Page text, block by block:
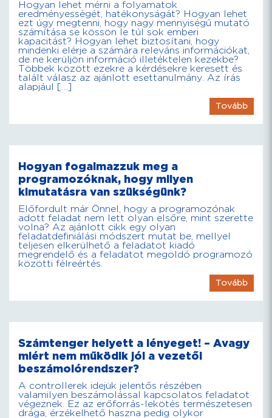
Hogyan lehet mérni a folyamatok
eredményességét, hatékonyságát? Hogyan lehet
ezt úgy megtenni, hogy nagy mennyiségű mutató
számítása se kössön le túl sok emberi
kapacitást? Hogyan lehet biztosítani, hogy
mindenki elérje a számára releváns információkat,
de ne kerüljön információ illetéktelen kezekbe?
Többek között ezekre a kérdésekre keresett és
talált válasz az ajánlott esettanulmány. Az írás
alapjául […]
Tovább
Hogyan fogalmazzuk meg a
programozóknak, hogy milyen
kimutatásra van szükségünk?
Előfordult már Önnel, hogy a programozónak
adott feladat nem lett olyan elsőre, mint szerette
volna? Az ajánlott cikk egy olyan
feladatdefiniálási módszert mutat be, mellyel
teljesen elkerülhető a feladatot kiadó
megrendelő és a feladatot megoldó programozó
közötti félreértés.
Tovább
Számtenger helyett a lényeget! – Avagy
miért nem működik jól a vezetői
beszámolórendszer?
A controllerek idejük jelentős részében
valamilyen beszámolással kapcsolatos feladatot
végeznek. Ez az erőforrás-lekötés természetesen
drága, érzékelhető haszna pedig olykor